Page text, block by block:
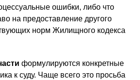
ошибки, либо что
на предоставление другого
норм Жилищного кодекса
формулируются конкретные
к суду. Чаще всего это просьба